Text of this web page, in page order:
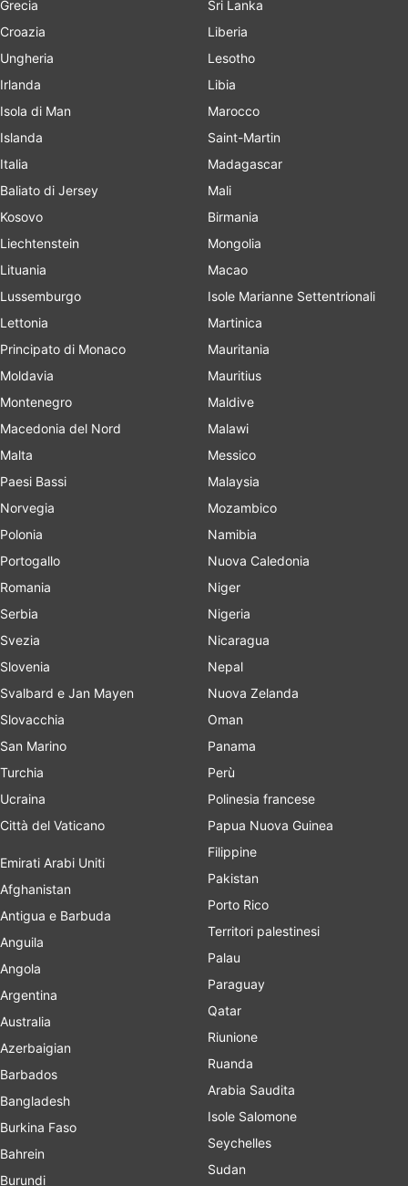
Grecia
Croazia
Ungheria
Irlanda
Isola di Man
Islanda
Italia
Baliato di Jersey
Kosovo
Liechtenstein
Lituania
Lussemburgo
Lettonia
Principato di Monaco
Moldavia
Montenegro
Macedonia del Nord
Malta
Paesi Bassi
Norvegia
Polonia
Portogallo
Romania
Serbia
Svezia
Slovenia
Svalbard e Jan Mayen
Slovacchia
San Marino
Turchia
Ucraina
Città del Vaticano
Emirati Arabi Uniti
Afghanistan
Antigua e Barbuda
Anguila
Angola
Argentina
Australia
Azerbaigian
Barbados
Bangladesh
Burkina Faso
Bahrein
Burundi
Sri Lanka
Liberia
Lesotho
Libia
Marocco
Saint-Martin
Madagascar
Mali
Birmania
Mongolia
Macao
Isole Marianne Settentrionali
Martinica
Mauritania
Mauritius
Maldive
Malawi
Messico
Malaysia
Mozambico
Namibia
Nuova Caledonia
Niger
Nigeria
Nicaragua
Nepal
Nuova Zelanda
Oman
Panama
Perù
Polinesia francese
Papua Nuova Guinea
Filippine
Pakistan
Porto Rico
Territori palestinesi
Palau
Paraguay
Qatar
Riunione
Ruanda
Arabia Saudita
Isole Salomone
Seychelles
Sudan